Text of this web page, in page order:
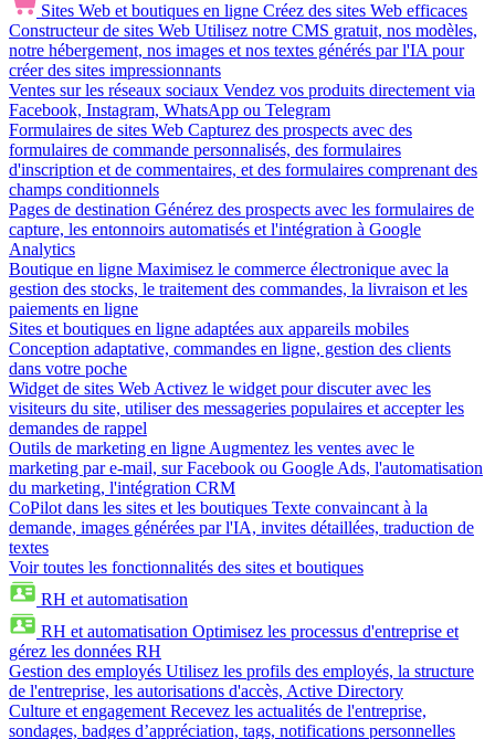
Sites Web et boutiques en ligne Créez des sites Web efficaces
Constructeur de sites Web Utilisez notre CMS gratuit, nos modèles,
notre hébergement, nos images et nos textes générés par l'IA pour
créer des sites impressionnants
Ventes sur les réseaux sociaux Vendez vos produits directement via
Facebook, Instagram, WhatsApp ou Telegram
Formulaires de sites Web Capturez des prospects avec des
formulaires de commande personnalisés, des formulaires
d'inscription et de commentaires, et des formulaires comprenant des
champs conditionnels
Pages de destination Générez des prospects avec les formulaires de
capture, les entonnoirs automatisés et l'intégration à Google
Analytics
Boutique en ligne Maximisez le commerce électronique avec la
gestion des stocks, le traitement des commandes, la livraison et les
paiements en ligne
Sites et boutiques en ligne adaptées aux appareils mobiles
Conception adaptative, commandes en ligne, gestion des clients
dans votre poche
Widget de sites Web Activez le widget pour discuter avec les
visiteurs du site, utiliser des messageries populaires et accepter les
demandes de rappel
Outils de marketing en ligne Augmentez les ventes avec le
marketing par e-mail, sur Facebook ou Google Ads, l'automatisation
du marketing, l'intégration CRM
CoPilot dans les sites et les boutiques Texte convaincant à la
demande, images générées par l'IA, invites détaillées, traduction de
textes
Voir toutes les fonctionnalités des sites et boutiques
RH et automatisation
RH et automatisation Optimisez les processus d'entreprise et
gérez les données RH
Gestion des employés Utilisez les profils des employés, la structure
de l'entreprise, les autorisations d'accès, Active Directory
Culture et engagement Recevez les actualités de l'entreprise,
sondages, badges d’appréciation, tags, notifications personnelles